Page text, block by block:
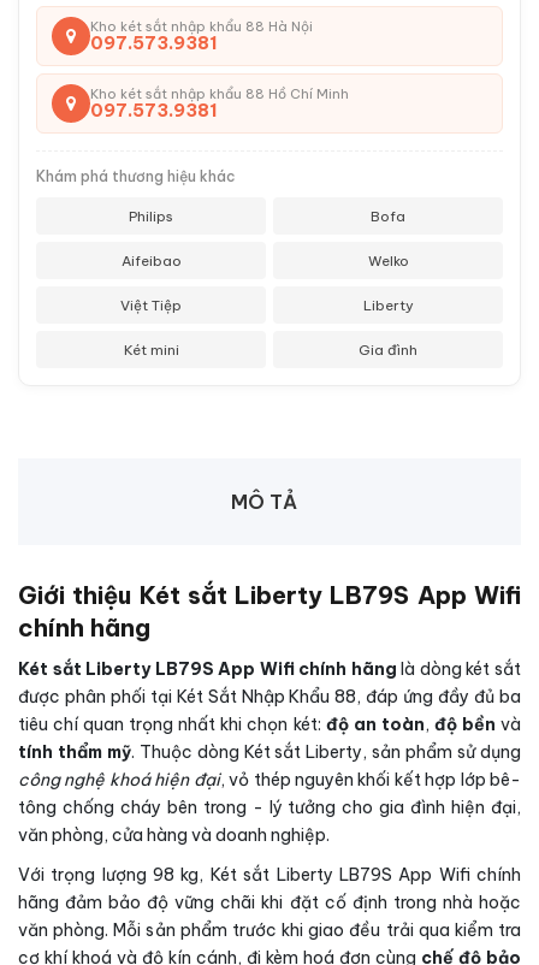
Kho két sắt nhập khẩu 88 Hà Nội
097.573.9381
Kho két sắt nhập khẩu 88 Hồ Chí Minh
097.573.9381
Khám phá thương hiệu khác
Philips Bofa
Aifeibao Welko
Việt Tiệp Liberty
Két mini Gia đình
MÔ TẢ
Giới thiệu Két sắt Liberty LB79S App Wifi
chính hãng
Két sắt Liberty LB79S App Wifi chính hãng là dòng két sắt
được phân phối tại Két Sắt Nhập Khẩu 88, đáp ứng đầy đủ ba
tiêu chí quan trọng nhất khi chọn két: độ an toàn, độ bền và
tính thẩm mỹ. Thuộc dòng Két sắt Liberty, sản phẩm sử dụng
công nghệ khoá hiện đại, vỏ thép nguyên khối kết hợp lớp bê-
tông chống cháy bên trong - lý tưởng cho gia đình hiện đại,
văn phòng, cửa hàng và doanh nghiệp.
Với trọng lượng 98 kg, Két sắt Liberty LB79S App Wifi chính
hãng đảm bảo độ vững chãi khi đặt cố định trong nhà hoặc
văn phòng. Mỗi sản phẩm trước khi giao đều trải qua kiểm tra
cơ khí khoá và độ kín cánh, đi kèm hoá đơn cùng chế độ bảo